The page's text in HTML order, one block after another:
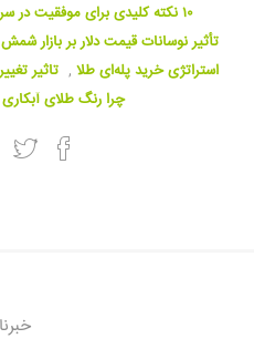
۱۰ نکته کلیدی برای موفقیت در سرمایه‌گذاری روی فلزات گران‌بها
تأثیر نوسانات قیمت دلار بر بازار
استراتژی خرید پله‌ای طلا , تاثیر
چرا رنگ طلای